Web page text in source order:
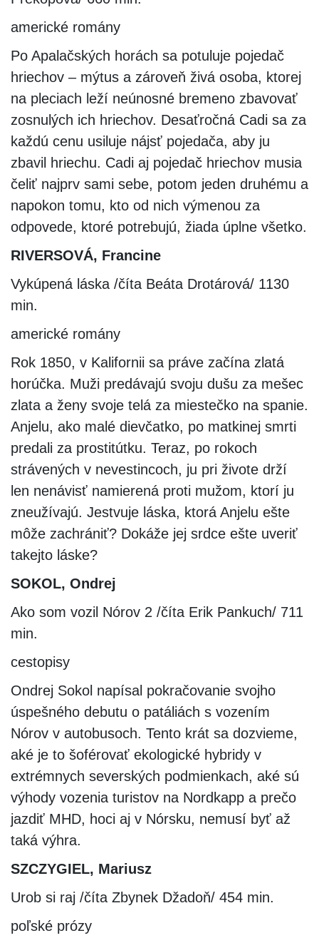
americké romány
Po Apalačských horách sa potuluje pojedač
hriechov – mýtus a zároveň živá osoba, ktorej
na pleciach leží neúnosné bremeno zbavovať
zosnulých ich hriechov. Desaťročná Cadi sa za
každú cenu usiluje nájsť pojedača, aby ju
zbavil hriechu. Cadi aj pojedač hriechov musia
čeliť najprv sami sebe, potom jeden druhému a
napokon tomu, kto od nich výmenou za
odpovede, ktoré potrebujú, žiada úplne všetko.
RIVERSOVÁ, Francine
Vykúpená láska /číta Beáta Drotárová/ 1130
min.
americké romány
Rok 1850, v Kalifornii sa práve začína zlatá
horúčka. Muži predávajú svoju dušu za mešec
zlata a ženy svoje telá za miestečko na spanie.
Anjelu, ako malé dievčatko, po matkinej smrti
predali za prostitútku. Teraz, po rokoch
strávených v nevestincoch, ju pri živote drží
len nenávisť namierená proti mužom, ktorí ju
zneužívajú. Jestvuje láska, ktorá Anjelu ešte
môže zachrániť? Dokáže jej srdce ešte uveriť
takejto láske?
SOKOL, Ondrej
Ako som vozil Nórov 2 /číta Erik Pankuch/ 711
min.
cestopisy
Ondrej Sokol napísal pokračovanie svojho
úspešného debutu o patáliách s vozením
Nórov v autobusoch. Tento krát sa dozvieme,
aké je to šoférovať ekologické hybridy v
extrémnych severských podmienkach, aké sú
výhody vozenia turistov na Nordkapp a prečo
jazdiť MHD, hoci aj v Nórsku, nemusí byť až
taká výhra.
SZCZYGIEL, Mariusz
Urob si raj /číta Zbynek Džadoň/ 454 min.
poľské prózy